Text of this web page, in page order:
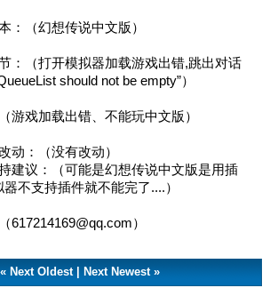
：（幻想传说中文版）
：（打开模拟器加载游戏出错,跳出对话
should not be empty”）
游戏加载出错、不能玩中文版）
动：（没有改动）
建议：（可能是幻想传说中文版是用插
不支持插件就不能完了....）
617214169@qq.com）
« Next Oldest| Next Newest»